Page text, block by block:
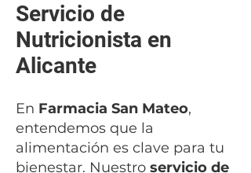
Servicio de
Nutricionista en
Alicante
En Farmacia San Mateo,
entendemos que la
alimentación es clave para tu
bienestar. Nuestro servicio de